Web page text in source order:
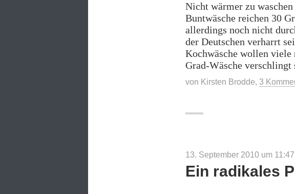
Nicht wärmer zu
Buntwäsche reichen 30
allerdings noch nicht
der Deutschen verharrt
Kochwäsche wollen
Grad-Wäsche verschlingt
von Kirsten Brodde, 3
13. September 2010 um 11:47
Ein radikales